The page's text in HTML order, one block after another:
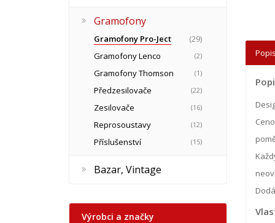
Gramofony
Gramofony Pro-Ject
(29)
Gramofony Lenco
(2)
Gramofony Thomson (1)
Předzesilovače (22)
Zesilovače (16)
Reprosoustavy (12)
Příslušenství (15)
Bazar, Vintage
Výrobci a značky